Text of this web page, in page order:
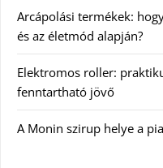
Arcápolási termékek:
és az életmód alapján?
Elektromos roller:
fenntartható jövő
A Monin szirup helye a